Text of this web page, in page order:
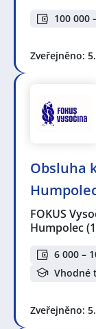
100 000
Zveřejněno:
Obsluha
FOKUS
Humpolec
6 000 –
Vhodné
Zveřejněno: